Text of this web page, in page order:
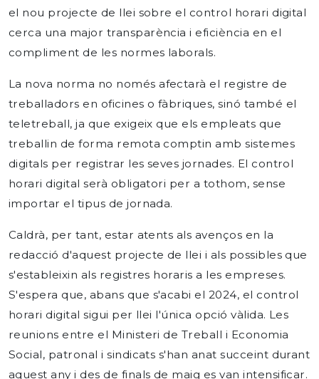
el nou projecte de llei sobre el control horari digital
cerca una major transparència i eficiència en el
compliment de les normes laborals.
La nova norma no només afectarà el registre de
treballadors en oficines o fàbriques, sinó també el
teletreball, ja que exigeix ​​que els empleats que
treballin de forma remota comptin amb sistemes
digitals per registrar les seves jornades. El control
horari digital serà obligatori per a tothom, sense
importar el tipus de jornada.
Caldrà, per tant, estar atents als avenços en la
redacció d'aquest projecte de llei i als possibles que
s'estableixin als registres horaris a les empreses.
S'espera que, abans que s'acabi el 2024, el control
horari digital sigui per llei l'única opció vàlida. Les
reunions entre el Ministeri de Treball i Economia
Social, patronal i sindicats s'han anat succeint durant
aquest any i des de finals de maig es van intensificar.